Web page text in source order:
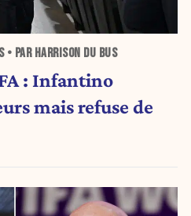
• PAR HARRISON DU BUS
: Infantino
mais refuse de